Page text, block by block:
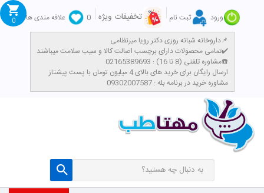
ورود ثبت نام تخفیفات ویژه 0
علاقه مندی ها
داروخانه شبانه روزی دکتر رویا میرنظامی📌
تمامی محصولات دارای برچسب اصالت کالا و سیب سلامت میباشند✔️
مشاوره تلفنی (8 تا 16) : 02165389693☎️
​ارسال رایگان برای خرید های بالای 4 میلیون تومان با پست پیشتاز
مشاوره خرید در برنامه بله : 09302007587
0